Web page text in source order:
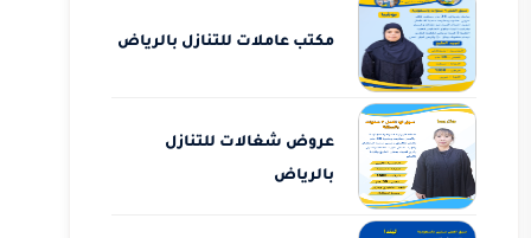
مكتب عاملات للتنازل بالرياض
عروض شغالات للتنازل
بالرياض